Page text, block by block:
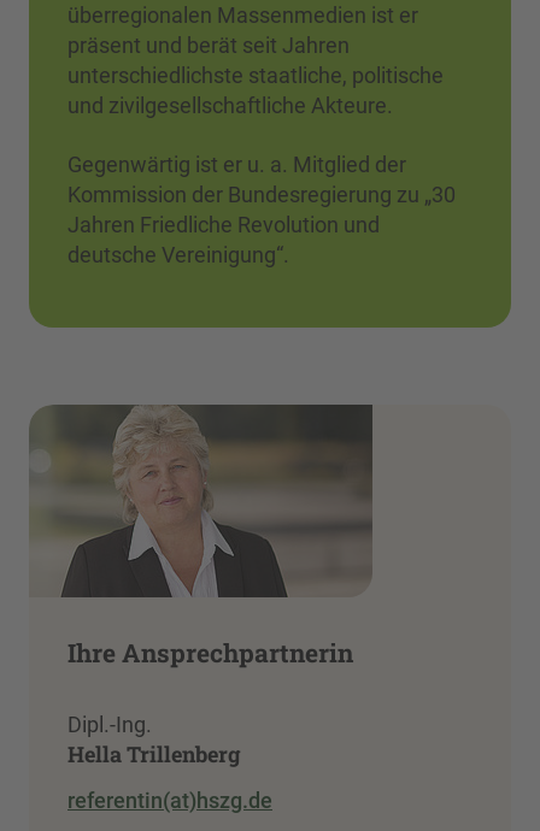
überregionalen Massenmedien ist er
präsent und berät seit Jahren
unterschiedlichste staatliche, politische
und zivilgesellschaftliche Akteure.
Gegenwärtig ist er u. a. Mitglied der
Kommission der Bundesregierung zu „30
Jahren Friedliche Revolution und
deutsche Vereinigung“.
Ihre Ansprechpartnerin
Dipl.-Ing.
Hella Trillenberg
referentin(at)hszg.de